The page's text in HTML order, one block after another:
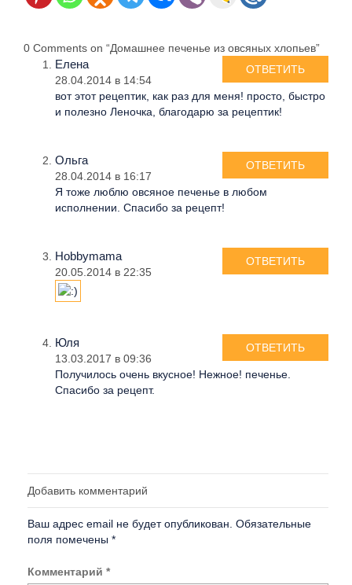
0 Comments on “Домашнее печенье из овсяных хлопьев”
Елена
28.04.2014 в 14:54
вот этот рецептик, как раз для меня! просто, быстро
и полезно Леночка, благодарю за рецептик!
ОТВЕТИТЬ
Ольга
28.04.2014 в 16:17
Я тоже люблю овсяное печенье в любом
исполнении. Спасибо за рецепт!
ОТВЕТИТЬ
Hobbymama
20.05.2014 в 22:35
ОТВЕТИТЬ
Юля
13.03.2017 в 09:36
Получилось очень вкусное! Нежное! печенье.
Спасибо за рецепт.
ОТВЕТИТЬ
Добавить комментарий
Ваш адрес email не будет опубликован. Обязательные
поля помечены *
Комментарий *